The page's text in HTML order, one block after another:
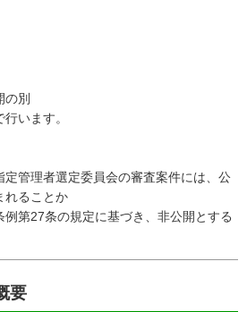
の別
ます。
理者選定委員会の審査案件には、公
れることか
第27条の規定に基づき、非公開とする
要